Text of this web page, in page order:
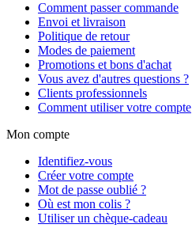
Comment passer commande
Envoi et livraison
Politique de retour
Modes de paiement
Promotions et bons d'achat
Vous avez d'autres questions ?
Clients professionnels
Comment utiliser votre compte
Mon compte
Identifiez-vous
Créer votre compte
Mot de passe oublié ?
Où est mon colis ?
Utiliser un chèque-cadeau